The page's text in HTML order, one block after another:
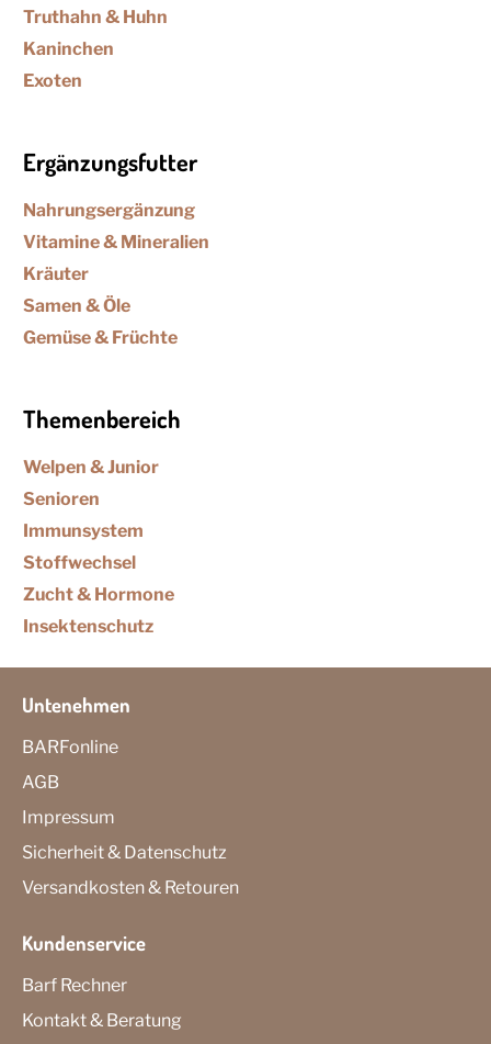
Truthahn & Huhn
Kaninchen
Exoten
Ergänzungsfutter
Nahrungsergänzung
Vitamine & Mineralien
Kräuter
Samen & Öle
Gemüse & Früchte
Themenbereich
Welpen & Junior
Senioren
Immunsystem
Stoffwechsel
Zucht & Hormone
Insektenschutz
Untenehmen
BARFonline
AGB
Impressum
Sicherheit & Datenschutz
Versandkosten & Retouren
Kundenservice
Barf Rechner
Kontakt & Beratung